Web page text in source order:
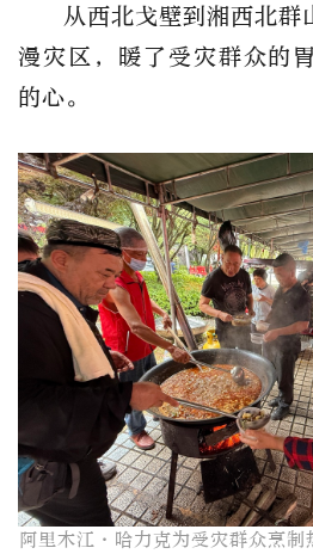
从西北戈壁到湘西北群
漫灾区，暖了受灾群众的
的心。
阿里木江·哈力克为受灾群众烹制